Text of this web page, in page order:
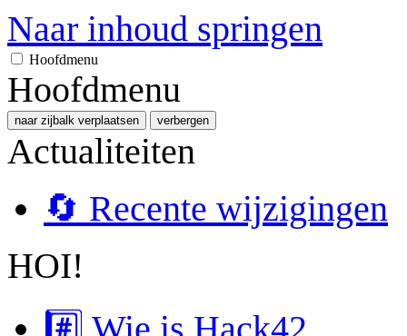
Naar inhoud springen
Hoofdmenu
Hoofdmenu
naar zijbalk verplaatsen verbergen
Actualiteiten
🔄 Recente wijzigingen
HOI!